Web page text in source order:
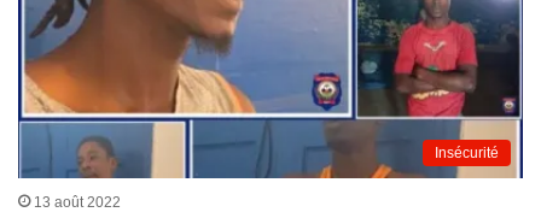
Insécurité
13 août 2022